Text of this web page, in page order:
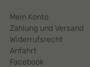
Mein Konto
Zahlung und Versand
Widerrufsrecht
Anfahrt
Facebook